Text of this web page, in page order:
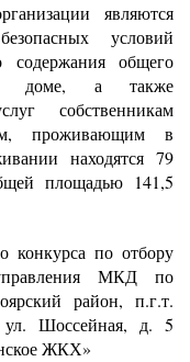
являются
условий
содержания общего
доме, а также
собственникам
проживающим в
находятся 79
площадью 141,5
конкурса по отбору
МКД по
район, п.г.т.
Шоссейная, д. 5
ЖКХ»